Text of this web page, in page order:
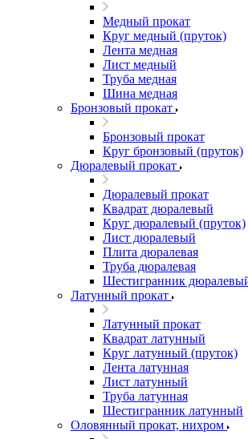
Медный прокат
Круг медный (пруток)
Лента медная
Лист медный
Труба медная
Шина медная
Бронзовый прокат
Бронзовый прокат
Круг бронзовый (пруток)
Дюралевый прокат
Дюралевый прокат
Квадрат дюралевый
Круг дюралевый (пруток)
Лист дюралевый
Плита дюралевая
Труба дюралевая
Шестигранник
Латунный прокат
Латунный прокат
Квадрат латунный
Круг латунный (пруток)
Лента латунная
Лист латунный
Труба латунная
Шестигранник латунный
Оловянный прокат, нихром